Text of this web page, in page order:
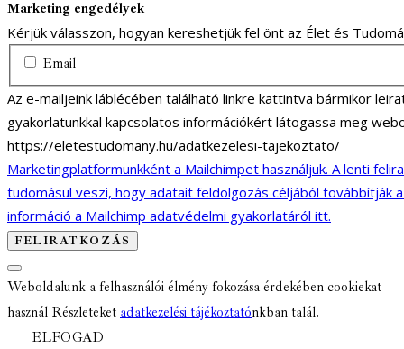
Marketing engedélyek
Kérjük válasszon, hogyan kereshetjük fel önt az Élet és
Email
Az e-mailjeink láblécében található linkre kattintva bármikor
gyakorlatunkkal kapcsolatos információkért látogassa meg
https://eletestudomany.hu/adatkezelesi-tajekoztato/
Marketingplatformunkként a Mailchimpet használjuk. A lenti
tudomásul veszi, hogy adatait feldolgozás céljából továbbítják
információ a Mailchimp adatvédelmi gyakorlatáról itt.
Weboldalunk a felhasználói élmény fokozása érdekében cookiekat
használ Részleteket adatkezelési tájékoztatónkban talál.
ELFOGAD